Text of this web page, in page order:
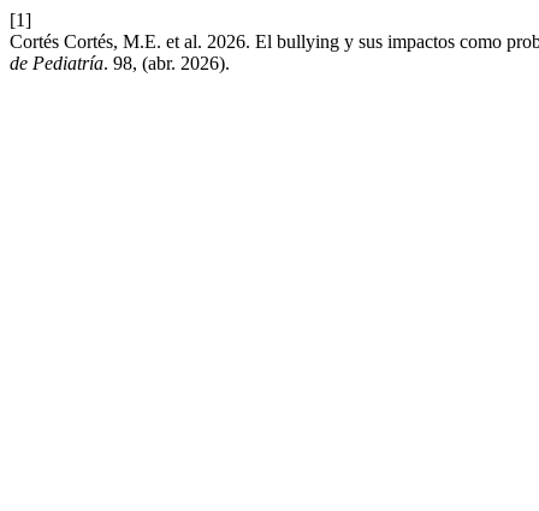
[1]
Cortés Cortés, M.E. et al. 2026. El bullying y sus impactos como
de Pediatría. 98, (abr. 2026).